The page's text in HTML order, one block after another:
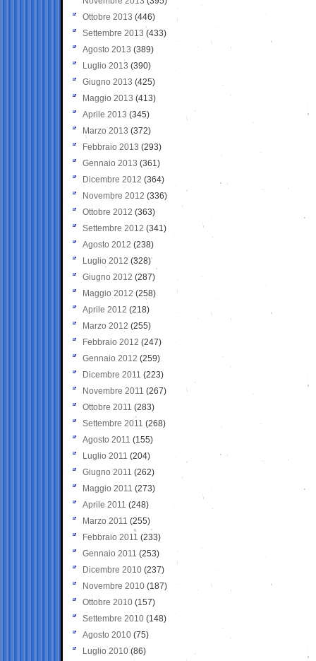
Ottobre 2013 (446)
Settembre 2013 (433)
Agosto 2013 (389)
Luglio 2013 (390)
Giugno 2013 (425)
Maggio 2013 (413)
Aprile 2013 (345)
Marzo 2013 (372)
Febbraio 2013 (293)
Gennaio 2013 (361)
Dicembre 2012 (364)
Novembre 2012 (336)
Ottobre 2012 (363)
Settembre 2012 (341)
Agosto 2012 (238)
Luglio 2012 (328)
Giugno 2012 (287)
Maggio 2012 (258)
Aprile 2012 (218)
Marzo 2012 (255)
Febbraio 2012 (247)
Gennaio 2012 (259)
Dicembre 2011 (223)
Novembre 2011 (267)
Ottobre 2011 (283)
Settembre 2011 (268)
Agosto 2011 (155)
Luglio 2011 (204)
Giugno 2011 (262)
Maggio 2011 (273)
Aprile 2011 (248)
Marzo 2011 (255)
Febbraio 2011 (233)
Gennaio 2011 (253)
Dicembre 2010 (237)
Novembre 2010 (187)
Ottobre 2010 (157)
Settembre 2010 (148)
Agosto 2010 (75)
Luglio 2010 (86)